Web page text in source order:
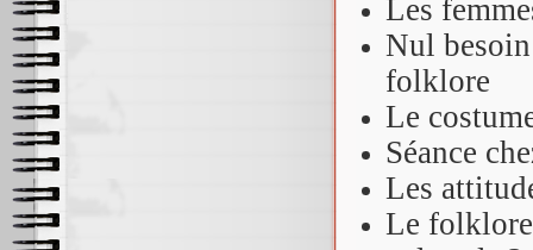
Les
Nul
folklore
Le
Séance
Les
Le folklore